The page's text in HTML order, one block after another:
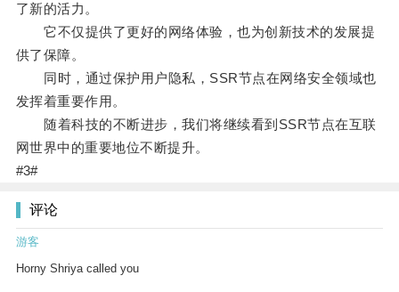
了新的活力。
它不仅提供了更好的网络体验，也为创新技术的发展提
供了保障。
同时，通过保护用户隐私，SSR节点在网络安全领域也
发挥着重要作用。
随着科技的不断进步，我们将继续看到SSR节点在互联
网世界中的重要地位不断提升。
#3#
评论
游客
Horny Shriya called you